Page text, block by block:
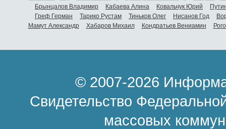
Брынцалов Владимир
Кабаева Алина Ковальчук Юрий
Греф Герман
Тарико Рустам Тиньков Олег Нисанов Год
Мамут Александр
Хабаров Михаил Кондратьев Вениамин
© 2007-2026
Свидетельство
массовых